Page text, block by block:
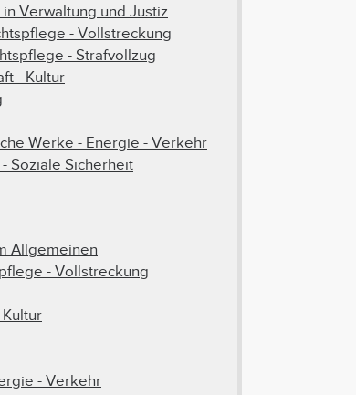
Verwaltung und Justiz
- Vollstreckung
- Strafvollzug
- Kultur
Werke - Energie - Verkehr
Soziale Sicherheit
Allgemeinen
- Vollstreckung
- Verkehr